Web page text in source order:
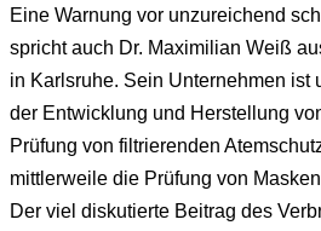
Eine Warnung vor unzureichend
spricht auch Dr. Maximilian Weiß
in Karlsruhe. Sein Unternehmen ist
der Entwicklung und Herstellung
Prüfung von filtrierenden
mittlerweile die Prüfung von
Der viel diskutierte Beitrag des